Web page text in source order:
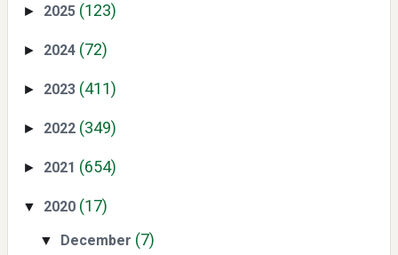
Non-Academic Prominence Versi EduRank 2026
► 2025 (123)
► 2024 (72)
► 2023 (411)
► 2022 (349)
► 2021 (654)
▼ 2020 (17)
▼ December (7)